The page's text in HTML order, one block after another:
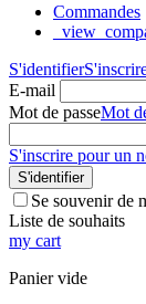
Commandes
S'identifier
E-mail
Mot de passeMot
S'inscrire pour un
S'identifier
Se souvenir de
Liste de souhaits
my cart
Panier vide